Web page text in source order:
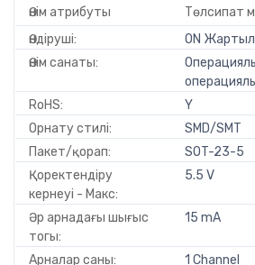
Өнім атрибуты
Төлсипат
Өндіруші:
ON
Өнім санаты:
RoHS:
Y
Орнату стилі:
SMD/SMT
Пакет/қорап:
SOT-23-5
Қоректендіру
кернеуі - Макс:
5.5 V
Әр арнадағы шығыс
тогы:
15 mA
Арналар саны:
1 Channel